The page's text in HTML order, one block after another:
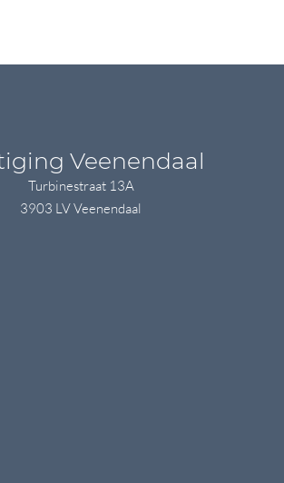
Veenendaal
Turbinestraat 13A
3903 LV Veenendaal